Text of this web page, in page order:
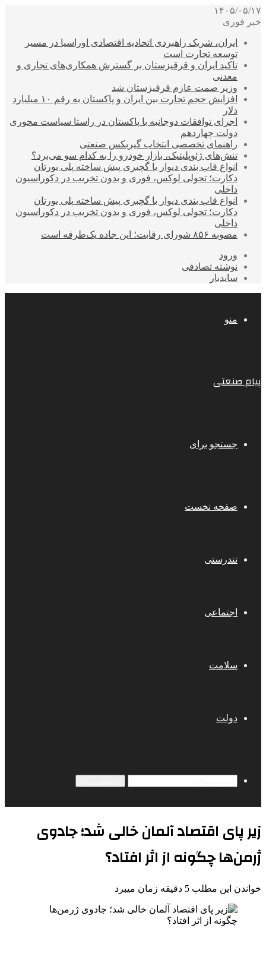
۱۴۰۵/۰۵/۱۷
خبر فوری
ایران، شریک راهبردی اتحادیه اقتصادی اوراسیا در مسیر
توسعه تجارت است
تاکید ایران و قرقیزستان بر گسترش همکاری‌های تجاری و
معدنی
وزیر صمت عازم قرقیزستان شد
افزایش حجم تجارت بین ایران و پاکستان به رقم ۱۰ میلیارد
دلار
اجرای توافقات دوجانبه با پاکستان در راستا سیاست محوری
دولت چهاردهم
راهنمای تخصصی انتخاب گیربکس صنعتی
تنش‌های ژئوپلیتیک، بازار خودرو را به کدام سو می‌برد؟
انواع قاب بندی دیوار با گچبری پیش ساخته پلی یورتان
دکارت؛ تحولی لوکس، فوری و بدون تخریب در دکوراسیون
داخلی
انواع قاب بندی دیوار با گچبری پیش ساخته پلی یورتان
دکارت؛ تحولی لوکس، فوری و بدون تخریب در دکوراسیون
داخلی
مصوبه ۸۵۶ شورای رقابت؛ این جاده یک‌طرفه است
ورود
نوشته تصادفی
سایدبار
منو
پیام صنعتی
جستجو برای
صفحه نخست
تندرستی
اجتماعی
سلامت
دولت
زیر پای اقتصاد آلمان خالی شد؛ جادوی
ژرمن‌ها چگونه از اثر افتاد؟
خواندن این مطلب 5 دقیقه زمان میبرد